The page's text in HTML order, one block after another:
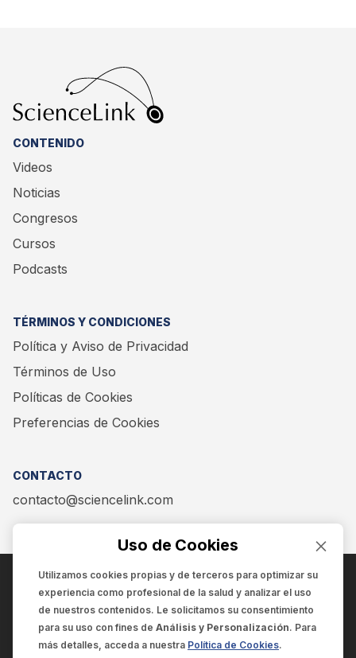
CONTENIDO
Videos
Noticias
Congresos
Cursos
Podcasts
TÉRMINOS Y CONDICIONES
Política y Aviso de Privacidad
Términos de Uso
Políticas de Cookies
Preferencias de Cookies
CONTACTO
contacto@sciencelink.com
ENCUÉNTRANOS EN:
Uso de Cookies
Utilizamos cookies propias y de terceros para optimizar su
experiencia como profesional de la salud y analizar el uso
de nuestros contenidos. Le solicitamos su consentimiento
para su uso con fines de Análisis y Personalización. Para
más detalles, acceda a nuestra Política de Cookies.